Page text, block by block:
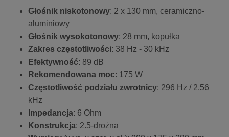
Głośnik niskotonowy: 2 x 130 mm, ceramiczno-
aluminiowy
Głośnik wysokotonowy: 28 mm, kopułka
Zakres częstotliwości: 38 Hz - 30 kHz
Efektywność: 89 dB
Rekomendowana moc: 175 W
Częstotliwość podziału zwrotnicy: 296 Hz / 2.56
kHz
Impedancja: 6 Ohm
Konstrukcja: 2.5-drożna